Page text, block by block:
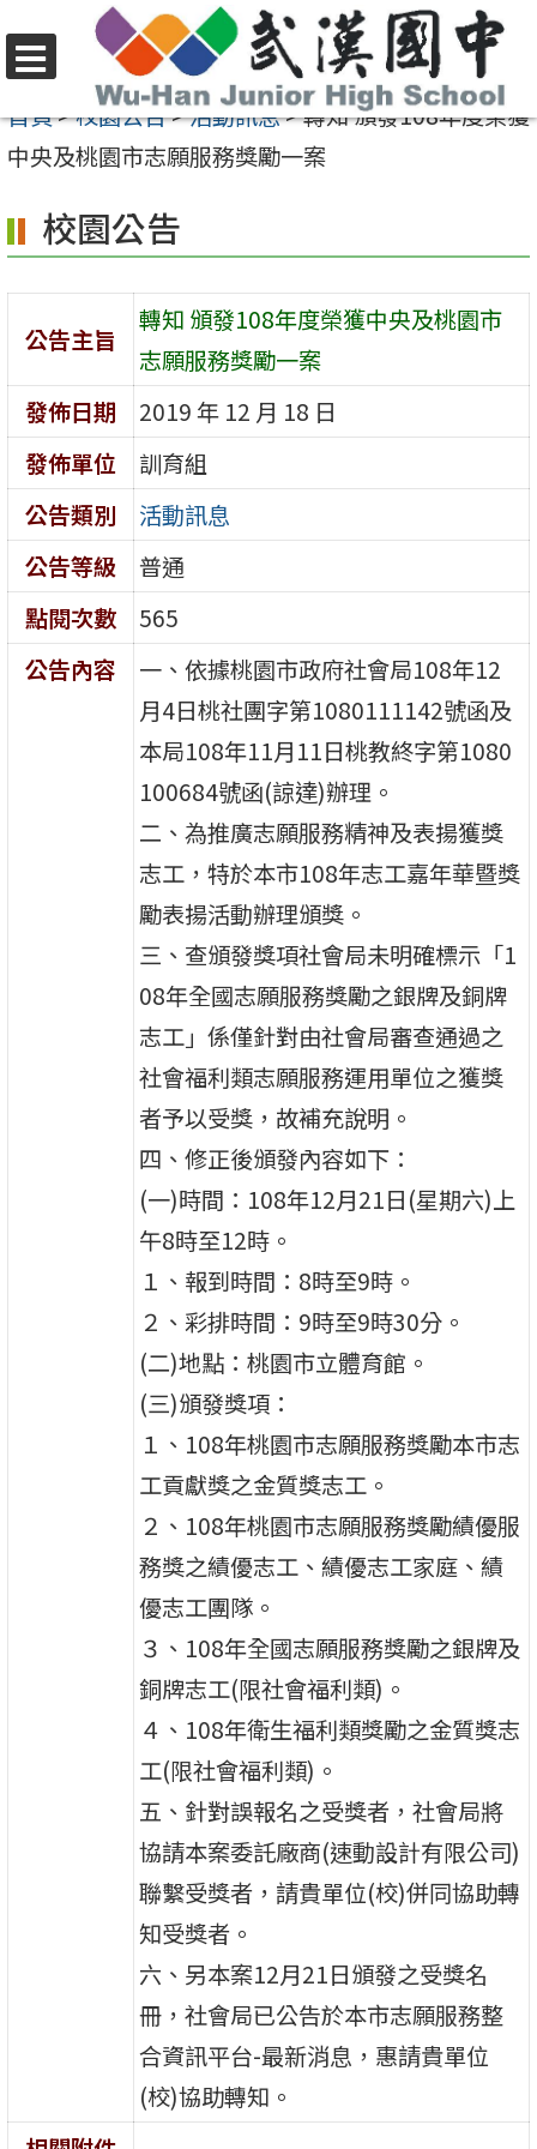
至
要
容
區
選
單
首頁>校園公告>活動訊息>轉知 頒發108年度榮獲
中央及桃園市志願服務獎勵一案
校園公告
公告主旨
轉知 頒發108年度榮獲中央及桃園市
志願服務獎勵一案
發佈日期
2019 年 12 月 18 日
發佈單位
訓育組
公告類別
活動訊息
公告等級
普通
點閱次數
565
公告內容
一、依據桃園市政府社會局108年12
月4日桃社團字第1080111142號函及
本局108年11月11日桃教終字第1080
100684號函(諒達)辦理。
二、為推廣志願服務精神及表揚獲獎
志工，特於本市108年志工嘉年華暨獎
勵表揚活動辦理頒獎。
三、查頒發獎項社會局未明確標示「1
08年全國志願服務獎勵之銀牌及銅牌
志工」係僅針對由社會局審查通過之
社會福利類志願服務運用單位之獲獎
者予以受獎，故補充說明。
四、修正後頒發內容如下：
(一)時間：108年12月21日(星期六)上
午8時至12時。
１、報到時間：8時至9時。
２、彩排時間：9時至9時30分。
(二)地點：桃園市立體育館。
(三)頒發獎項：
１、108年桃園市志願服務獎勵本市志
工貢獻獎之金質獎志工。
２、108年桃園市志願服務獎勵績優服
務獎之績優志工、績優志工家庭、績
優志工團隊。
３、108年全國志願服務獎勵之銀牌及
銅牌志工(限社會福利類)。
４、108年衛生福利類獎勵之金質獎志
工(限社會福利類)。
五、針對誤報名之受獎者，社會局將
協請本案委託廠商(速動設計有限公司)
聯繫受獎者，請貴單位(校)併同協助轉
知受獎者。
六、另本案12月21日頒發之受獎名
冊，社會局已公告於本市志願服務整
合資訊平台-最新消息，惠請貴單位
(校)協助轉知。